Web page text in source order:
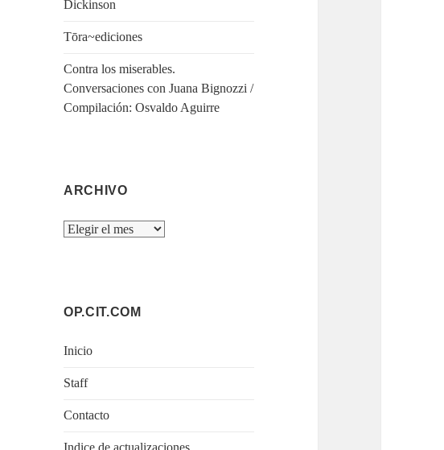
Dickinson
Tōra~ediciones
Contra los miserables.
Conversaciones con Juana Bignozzi /
Compilación: Osvaldo Aguirre
ARCHIVO
Archivo
OP.CIT.COM
Inicio
Staff
Contacto